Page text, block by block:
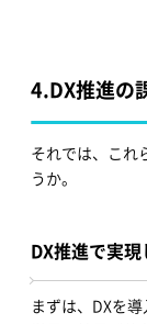
4.DX推進の
それでは、これ
うか。
DX推進で実
まずは、DXを